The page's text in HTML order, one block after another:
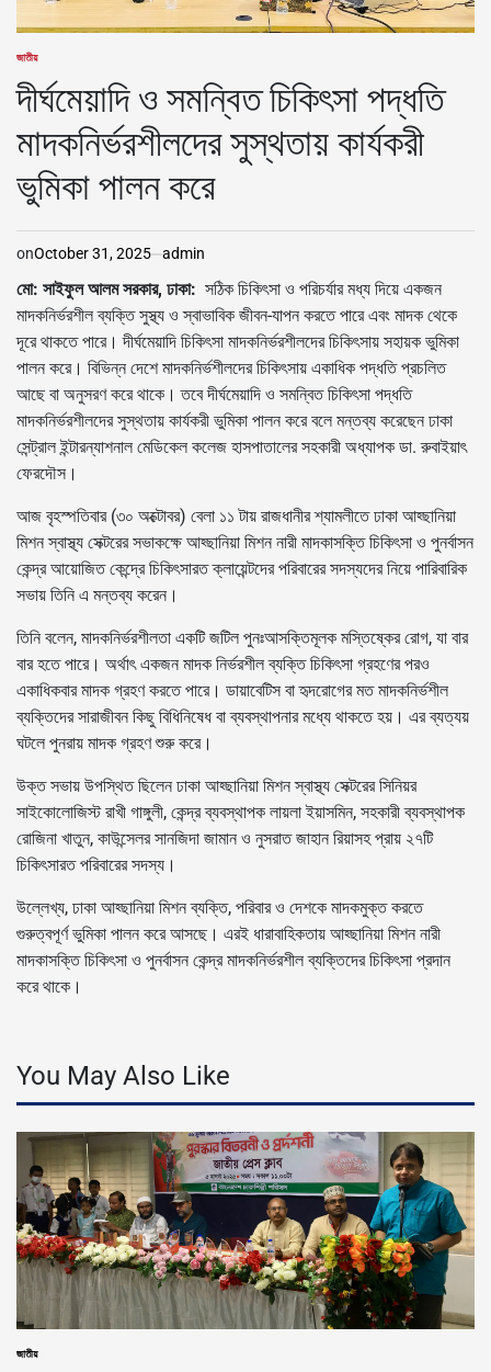
POSTED
IN
জাতীয়
দীর্ঘমেয়াদি ও সমন্বিত চিকিৎসা পদ্ধতি
মাদকনির্ভরশীলদের সুস্থতায় কার্যকরী
ভুমিকা পালন করে
onOctober 31, 2025 admin
মো: সাইফুল আলম সরকার, ঢাকা: সঠিক চিকিৎসা ও পরিচর্যার মধ্য দিয়ে একজন
মাদকনির্ভরশীল ব্যক্তি সুস্থ্য ও স্বাভাবিক জীবন-যাপন করতে পারে এবং মাদক থেকে
দূরে থাকতে পারে। দীর্ঘমেয়াদি চিকিৎসা মাদকনির্ভরশীলদের চিকিৎসায় সহায়ক ভুমিকা
পালন করে। বিভিন্ন দেশে মাদকনির্ভশীলদের চিকিৎসায় একাধিক পদ্ধতি প্রচলিত
আছে বা অনুসরণ করে থাকে। তবে দীর্ঘমেয়াদি ও সমন্বিত চিকিৎসা পদ্ধতি
মাদকনির্ভরশীলদের সুস্থতায় কার্যকরী ভুমিকা পালন করে বলে মন্তব্য করেছেন ঢাকা
সেন্ট্রাল ইন্টারন্যাশনাল মেডিকেল কলেজ হাসপাতালের সহকারী অধ্যাপক ডা. রুবাইয়াৎ
ফেরদৌস।
আজ বৃহস্পতিবার (৩০ অক্টোবর) বেলা ১১ টায় রাজধানীর শ্যামলীতে ঢাকা আহ্ছানিয়া
মিশন স্বাস্থ্য সেক্টরের সভাকক্ষে আহ্ছানিয়া মিশন নারী মাদকাসক্তি চিকিৎসা ও পুনর্বাসন
কেন্দ্র আয়োজিত কেন্দ্রে চিকিৎসারত ক্লায়েন্টদের পরিবারের সদস্যদের নিয়ে পারিবারিক
সভায় তিনি এ মন্তব্য করেন।
তিনি বলেন, মাদকনির্ভরশীলতা একটি জটিল পুনঃআসক্তিমূলক মস্তিষ্কের রোগ, যা বার
বার হতে পারে। অর্থাৎ একজন মাদক নির্ভরশীল ব্যক্তি চিকিৎসা গ্রহণের পরও
একাধিকবার মাদক গ্রহণ করতে পারে। ডায়াবেটিস বা হৃদরোগের মত মাদকনির্ভশীল
ব্যক্তিদের সারাজীবন কিছু বিধিনিষেধ বা ব্যবস্থাপনার মধ্যে থাকতে হয়। এর ব্যত্যয়
ঘটলে পুনরায় মাদক গ্রহণ শুরু করে।
উক্ত সভায় উপস্থিত ছিলেন ঢাকা আহ্ছানিয়া মিশন স্বাস্থ্য সেক্টরের সিনিয়র
সাইকোলোজিস্ট রাখী গাঙ্গুলী, কেন্দ্র ব্যবস্থাপক লায়লা ইয়াসমিন, সহকারী ব্যবস্থাপক
রোজিনা খাতুন, কাউন্সেলর সানজিদা জামান ও নুসরাত জাহান রিয়াসহ প্রায় ২৭টি
চিকিৎসারত পরিবারের সদস্য।
উল্লেখ্য, ঢাকা আহ্ছানিয়া মিশন ব্যক্তি, পরিবার ও দেশকে মাদকমুক্ত করতে
গুরুত্বপূর্ণ ভুমিকা পালন করে আসছে। এরই ধারাবাহিকতায় আহ্ছানিয়া মিশন নারী
মাদকাসক্তি চিকিৎসা ও পুনর্বাসন কেন্দ্র মাদকনির্ভরশীল ব্যক্তিদের চিকিৎসা প্রদান
করে থাকে।
You May Also Like
POSTED
জাতীয়